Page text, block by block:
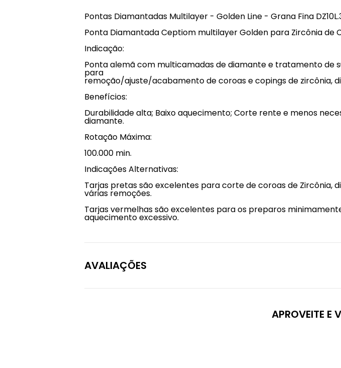
Pontas Diamantadas Multilayer - Golden Line - Grana Fina
Ponta Diamantada Ceptiom multilayer Golden para Zircônia de
Indicação:
Ponta alemã com multicamadas de diamante e tratamento de
para
remoção/ajuste/acabamento de coroas e copings de zircônia,
Benefícios:
Durabilidade alta; Baixo aquecimento; Corte rente e menos
diamante.
Rotação Máxima:
100.000 min.
Indicações Alternativas:
Tarjas pretas são excelentes para corte de coroas de
várias remoções.
Tarjas vermelhas são excelentes para os preparos
aquecimento excessivo.
AVALIAÇÕES
APROVEITE E